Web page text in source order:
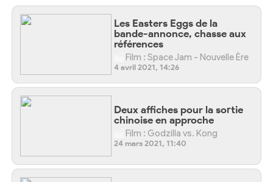
Les Easters Eggs de la
bande-annonce, chasse aux
références
Film : Space Jam - Nouvelle Ère
4 avril 2021, 14:26
Deux affiches pour la sortie
chinoise en approche
Film : Godzilla vs. Kong
24 mars 2021, 11:40